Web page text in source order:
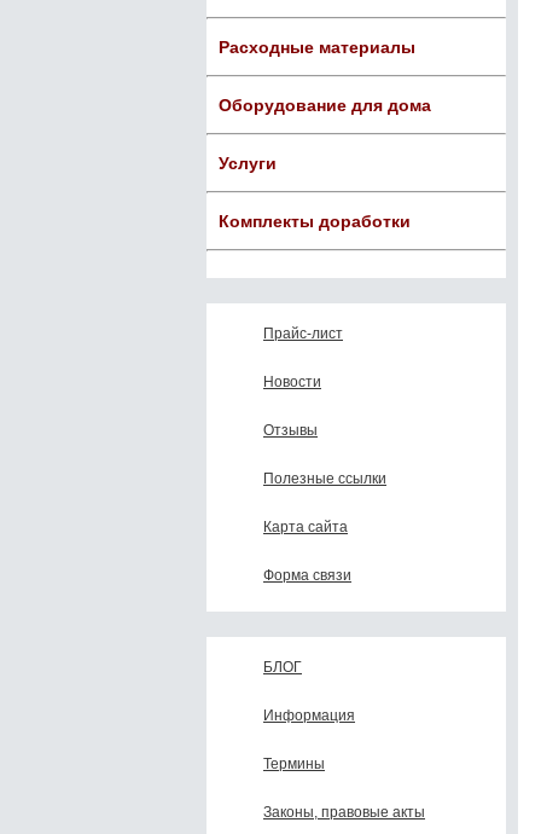
Расходные материалы
Оборудование для дома
Услуги
Комплекты доработки
Прайс-лист
Новости
Отзывы
Полезные ссылки
Карта сайта
Форма связи
БЛОГ
Информация
Термины
Законы, правовые акты